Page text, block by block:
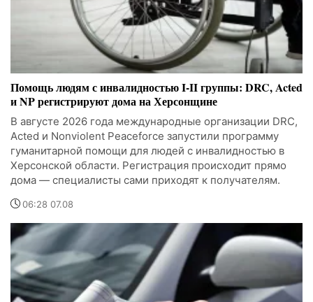
Помощь людям с инвалидностью I-II группы: DRC, Acted
и NP регистрируют дома на Херсонщине
В августе 2026 года международные организации DRC,
Acted и Nonviolent Peaceforce запустили программу
гуманитарной помощи для людей с инвалидностью в
Херсонской области. Регистрация происходит прямо
дома — специалисты сами приходят к получателям.
06:28 07.08